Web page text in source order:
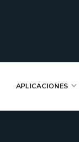
APLICACIONES